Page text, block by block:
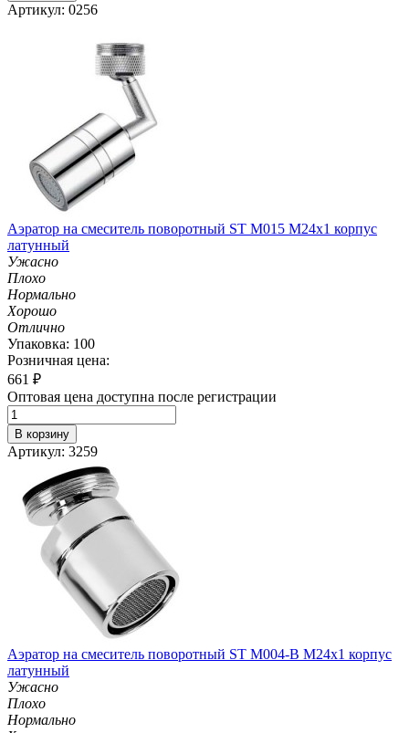
Артикул: 0256
Аэратор на смеситель поворотный ST M015 M24х1 корпус
латунный
Ужасно
Плохо
Нормально
Хорошо
Отлично
Упаковка: 100
Розничная цена:
661 ₽
Оптовая цена доступна после регистрации
В корзину
Артикул: 3259
Аэратор на смеситель поворотный ST М004-B М24х1 корпус
латунный
Ужасно
Плохо
Нормально